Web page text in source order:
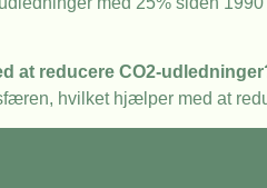
at reducere CO2-
hvilket hjælper med at